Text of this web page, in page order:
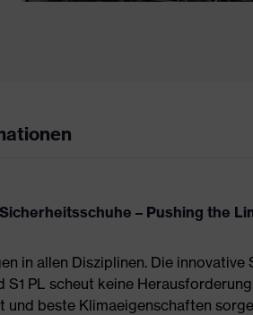
– Pushing the
in allen Disziplinen. Die
S1 PL scheut keine
und beste Klimaeigenschaften